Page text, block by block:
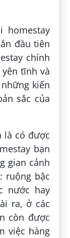
homestay
đầu tiên
chính
tĩnh và
kiến
sắc của
là có được
bạn
gian cảnh
ruộng bậc
nước hay
ra, ở các
còn được
việc hàng